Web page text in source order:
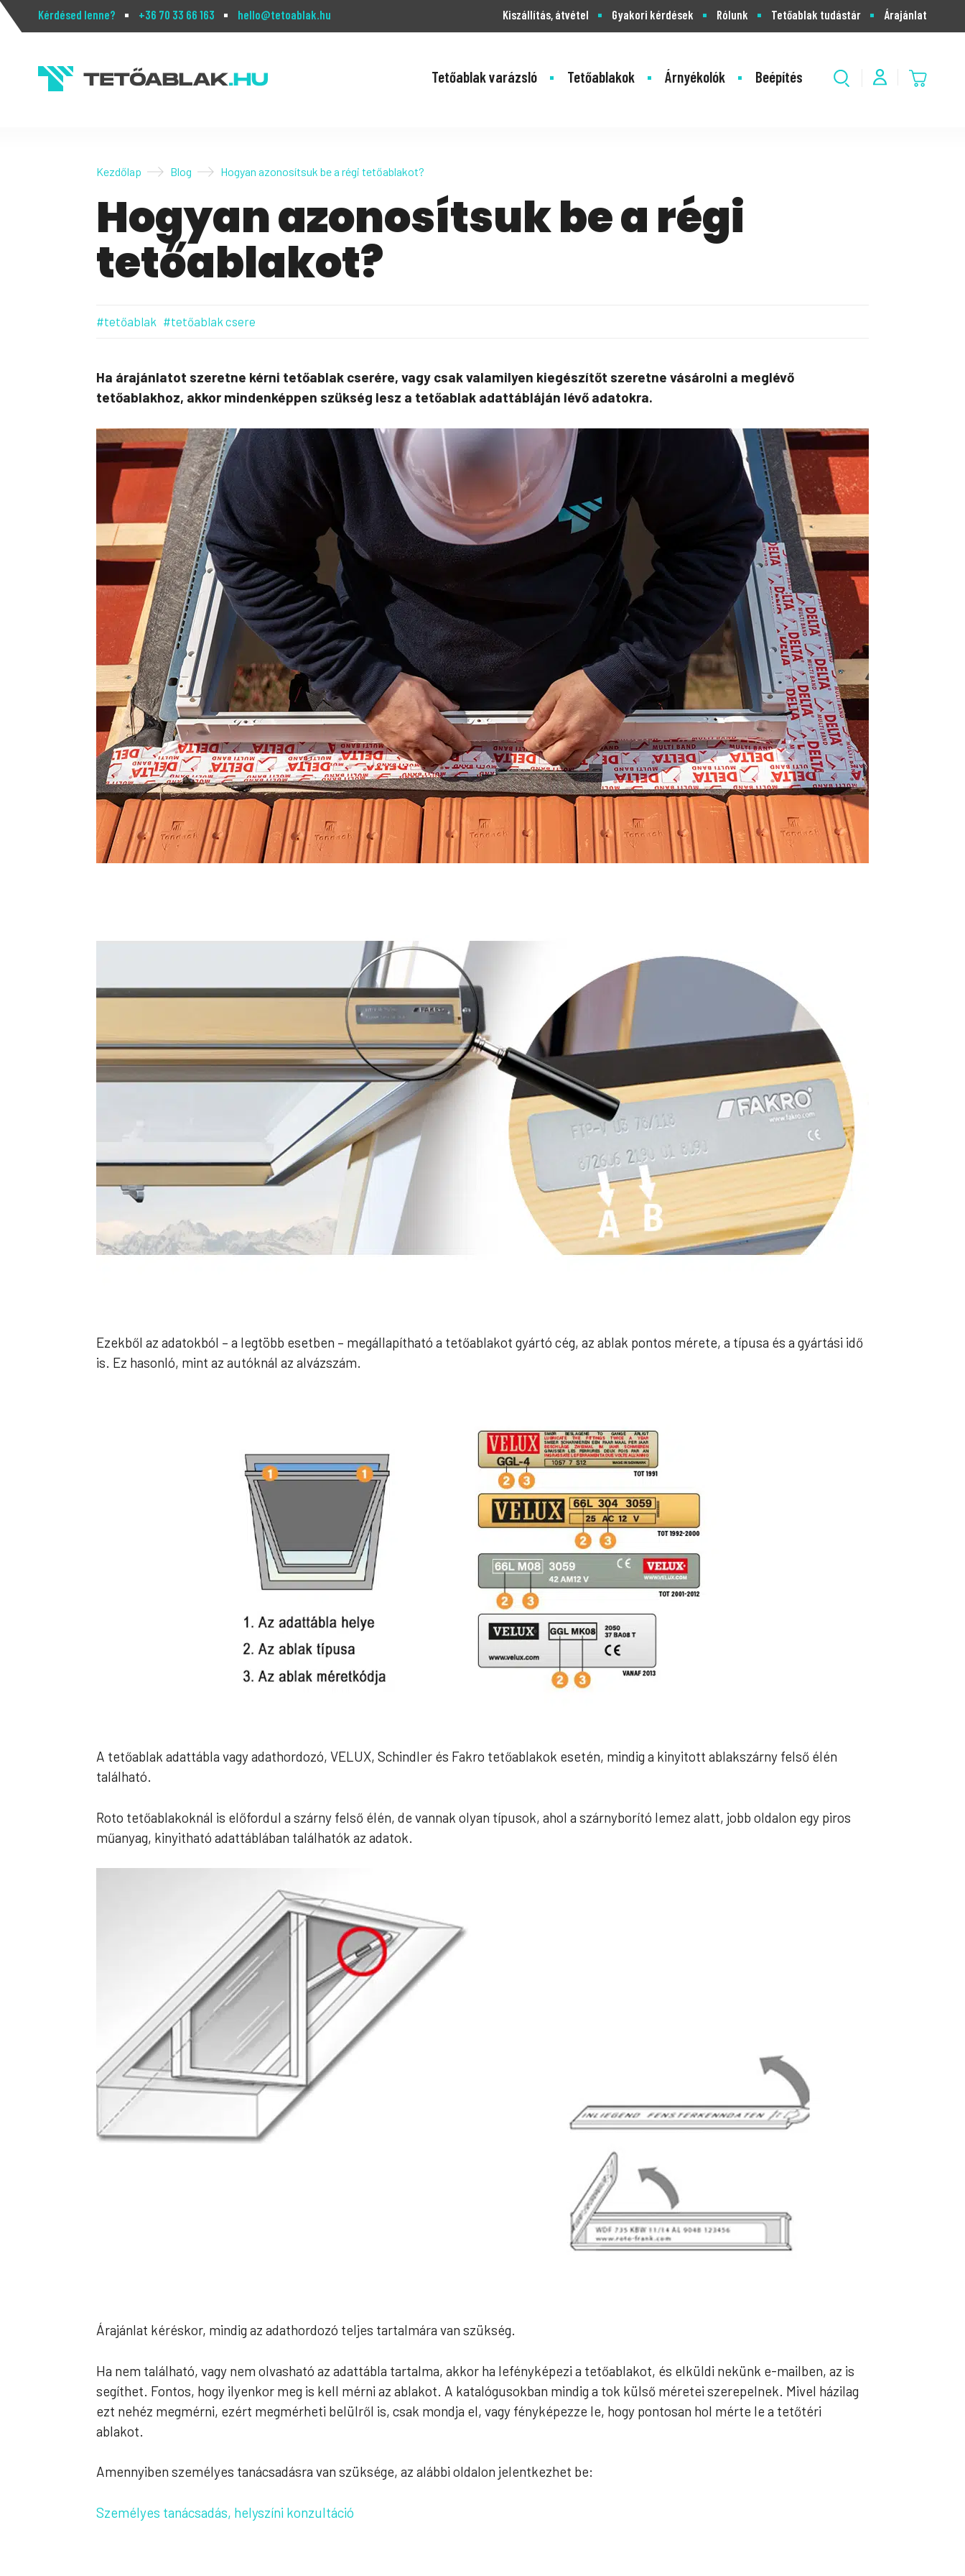
Kérdésed lenne? +36 70 33 66 163 hello@tetoablak.hu Kiszállítás, átvétel Gyakori kérdések Rólunk Tetőablak tudástár Árajánlat
Tetőablak varázsló Tetőablakok Árnyékolók Beépítés
Kezdőlap Blog Hogyan azonosítsuk be a régi tetőablakot?
Hogyan azonosítsuk be a régi
tetőablakot?
#tetőablak #tetőablak csere
Ha árajánlatot szeretne kérni tetőablak cserére, vagy csak valamilyen kiegészítőt szeretne vásárolni a meglévő
tetőablakhoz, akkor mindenképpen szükség lesz a tetőablak adattábláján lévő adatokra.
Ezekből az adatokból – a legtöbb esetben – megállapítható a tetőablakot gyártó cég, az ablak pontos mérete, a típusa és a gyártási idő
is. Ez hasonló, mint az autóknál az alvázszám.
A tetőablak adattábla vagy adathordozó, VELUX, Schindler és Fakro tetőablakok esetén, mindig a kinyitott ablakszárny felső élén
található.
Roto tetőablakoknál is előfordul a szárny felső élén, de vannak olyan típusok, ahol a szárnyborító lemez alatt, jobb oldalon egy piros
műanyag, kinyitható adattáblában találhatók az adatok.
Árajánlat kéréskor, mindig az adathordozó teljes tartalmára van szükség.
Ha nem található, vagy nem olvasható az adattábla tartalma, akkor ha lefényképezi a tetőablakot, és elküldi nekünk e-mailben, az is
segíthet. Fontos, hogy ilyenkor meg is kell mérni az ablakot. A katalógusokban mindig a tok külső méretei szerepelnek. Mivel házilag
ezt nehéz megmérni, ezért megmérheti belülről is, csak mondja el, vagy fényképezze le, hogy pontosan hol mérte le a tetőtéri
ablakot.
Amennyiben személyes tanácsadásra van szüksége, az alábbi oldalon jelentkezhet be:
Személyes tanácsadás, helyszíni konzultáció